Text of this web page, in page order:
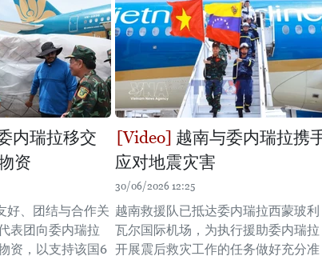
内瑞拉移交
资
好、团结与合作关
表团向委内瑞拉
资，以支持该国6
越南与委内瑞拉携
应对地震灾害
30/06/2026 12:25
越南救援队已抵达委内瑞拉西蒙玻利
瓦尔国际机场，为执行援助委内瑞拉
开展震后救灾工作的任务做好充分准